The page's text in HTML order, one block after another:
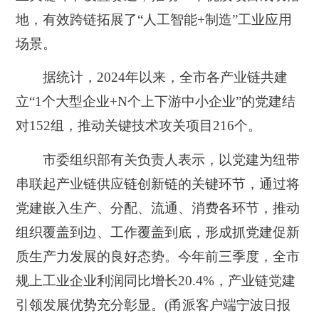
地，有效跨链拓展了“人工智能+制造”工业应用
场景。
据统计，2024年以来，全市各产业链共建
立“1个大型企业+N个上下游中小企业”的党建结
对152组，推动关键技术攻关项目216个。
市委组织部有关负责人表示，以党建为纽带
串联起产业链供应链创新链的关键环节，通过将
党建嵌入生产、分配、流通、消费各环节，推动
组织覆盖到边、工作覆盖到底，形成抓党建促新
质生产力发展的良好态势。今年前三季度，全市
规上工业企业利润同比增长20.4%，产业链党建
引领发展优势充分彰显。(甬派客户端宁波日报